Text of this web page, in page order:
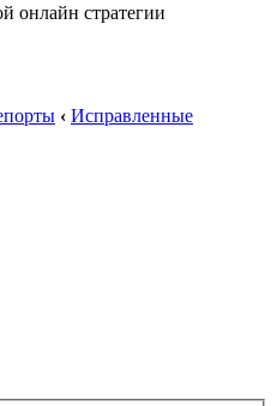
онлайн стратегии
‹ Исправленные